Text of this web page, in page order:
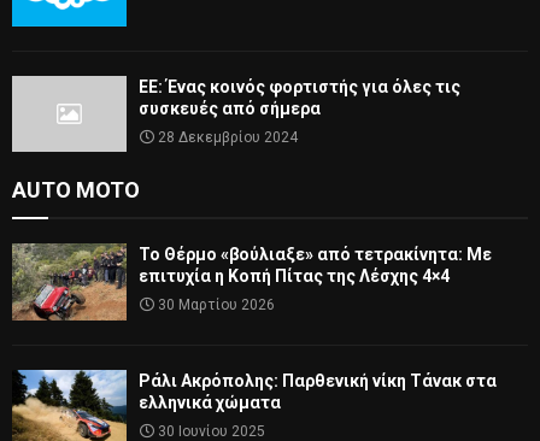
ΕΕ: Ένας κοινός φορτιστής για όλες τις
συσκευές από σήμερα
28 Δεκεμβρίου 2024
AUTO MOTO
Το Θέρμο «βούλιαξε» από τετρακίνητα: Με
επιτυχία η Κοπή Πίτας της Λέσχης 4×4
30 Μαρτίου 2026
Ράλι Ακρόπολης: Παρθενική νίκη Τάνακ στα
ελληνικά χώματα
30 Ιουνίου 2025